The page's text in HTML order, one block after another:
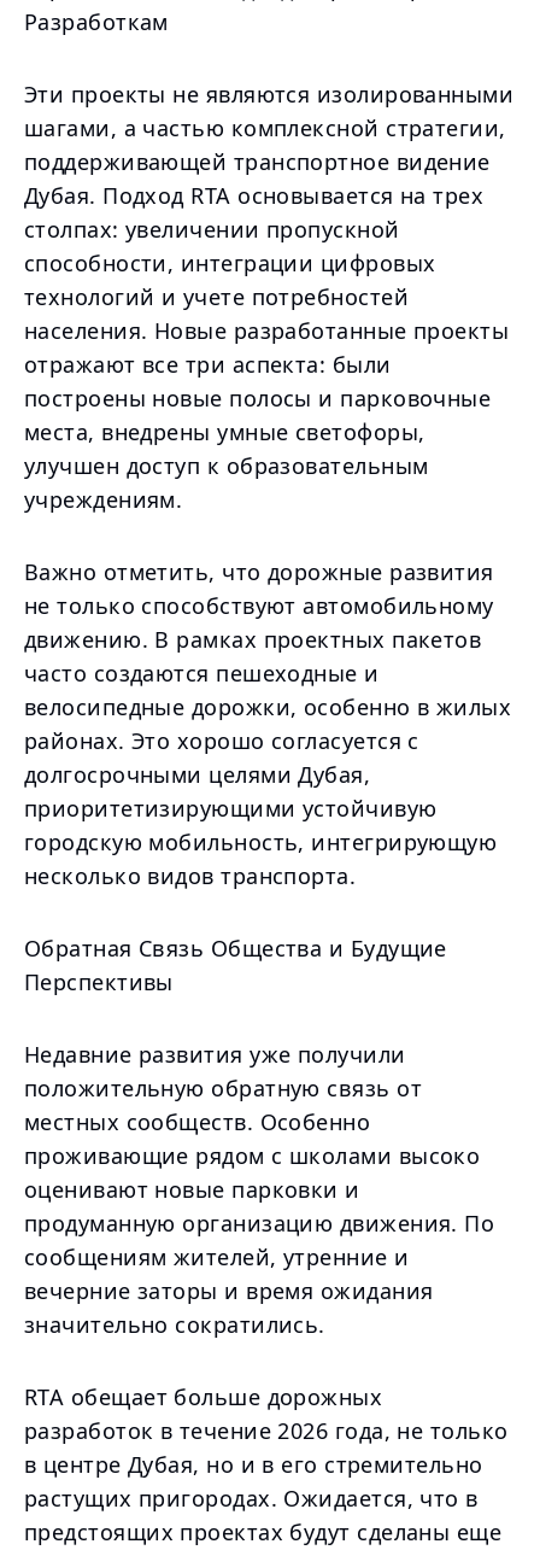
Разработкам
Эти проекты не являются изолированными
шагами, а частью комплексной стратегии,
поддерживающей транспортное видение
Дубая. Подход RTA основывается на трех
столпах: увеличении пропускной
способности, интеграции цифровых
технологий и учете потребностей
населения. Новые разработанные проекты
отражают все три аспекта: были
построены новые полосы и парковочные
места, внедрены умные светофоры,
улучшен доступ к образовательным
учреждениям.
Важно отметить, что дорожные развития
не только способствуют автомобильному
движению. В рамках проектных пакетов
часто создаются пешеходные и
велосипедные дорожки, особенно в жилых
районах. Это хорошо согласуется с
долгосрочными целями Дубая,
приоритетизирующими устойчивую
городскую мобильность, интегрирующую
несколько видов транспорта.
Обратная Связь Общества и Будущие
Перспективы
Недавние развития уже получили
положительную обратную связь от
местных сообществ. Особенно
проживающие рядом с школами высоко
оценивают новые парковки и
продуманную организацию движения. По
сообщениям жителей, утренние и
вечерние заторы и время ожидания
значительно сократились.
RTA обещает больше дорожных
разработок в течение 2026 года, не только
в центре Дубая, но и в его стремительно
растущих пригородах. Ожидается, что в
предстоящих проектах будут сделаны еще